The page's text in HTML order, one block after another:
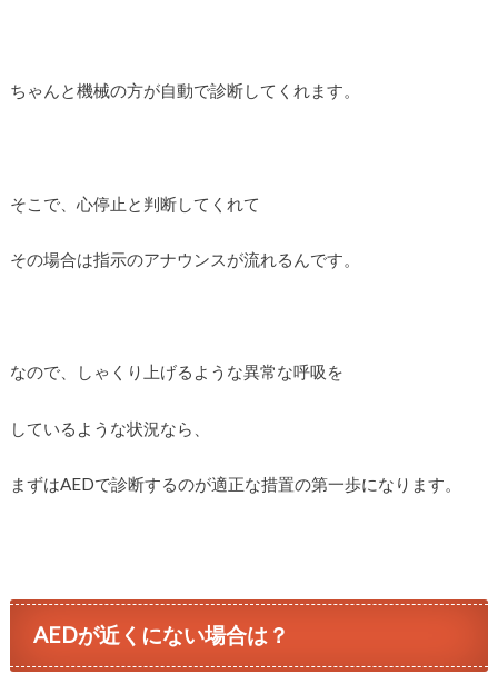
ちゃんと機械の方が自動で診断してくれます。
そこで、心停止と判断してくれて
その場合は指示のアナウンスが流れるんです。
なので、しゃくり上げるような異常な呼吸を
しているような状況なら、
まずはAEDで診断するのが適正な措置の第一歩になります。
AEDが近くにない場合は？